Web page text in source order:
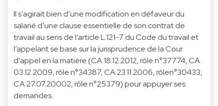
Il s’agirait bien d’une modification en défaveur du
salarié d’une clause essentielle de son contrat de
travail au sens de l’article L.121-7 du Code du travail et
l’appelant se base sur la jurisprudence de la Cour
d’appel en la matière (CA 18.12.2012, rôle n°37774, CA
03.12.2009, rôle n°34387, CA 23.11.2006, rôlen°30433,
CA 27.07.20002, rôle n°25379) pour appuyer ses
demandes.